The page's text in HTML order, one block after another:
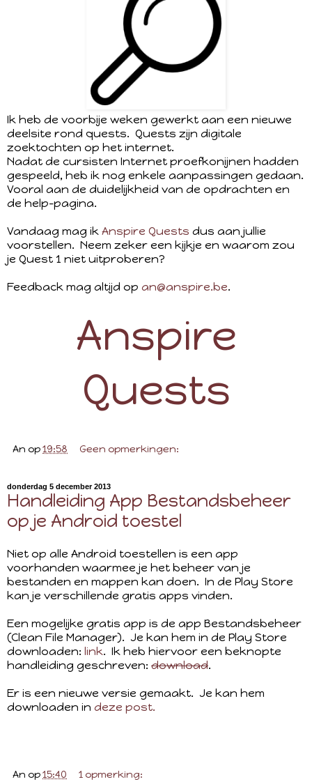
Ik heb de voorbije weken gewerkt aan een nieuwe
deelsite rond quests. Quests zijn digitale
zoektochten op het internet.
Nadat de cursisten Internet proefkonijnen hadden
gespeeld, heb ik nog enkele aanpassingen gedaan.
Vooral aan de duidelijkheid van de opdrachten en
de help-pagina.
Vandaag mag ik Anspire Quests dus aan jullie
voorstellen. Neem zeker een kijkje en waarom zou
je Quest 1 niet uitproberen?
Feedback mag altijd op an@anspire.be.
Anspire
Quests
An op19:58 Geen opmerkingen:
donderdag 5 december 2013
Handleiding App Bestandsbeheer
op je Android toestel
Niet op alle Android toestellen is een app
voorhanden waarmee je het beheer van je
bestanden en mappen kan doen. In de Play Store
kan je verschillende gratis apps vinden.
Een mogelijke gratis app is de app Bestandsbeheer
(Clean File Manager). Je kan hem in de Play Store
downloaden: link. Ik heb hiervoor een beknopte
handleiding geschreven: download.
Er is een nieuwe versie gemaakt. Je kan hem
downloaden in deze post.
An op15:40 1 opmerking: